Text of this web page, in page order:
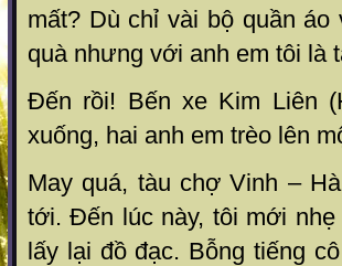
mất? Dù chỉ vài bộ quần
quà nhưng với anh em tôi là
Đến rồi! Bến xe Kim Liên
xuống, hai anh em trèo lên
May quá, tàu chợ Vinh –
tới. Đến lúc này, tôi mới
lấy lại đồ đạc. Bỗng tiếng